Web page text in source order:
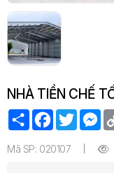
NHÀ TIỀN CHẾ
Share Facebook
Twitter
Mã SP: 020107